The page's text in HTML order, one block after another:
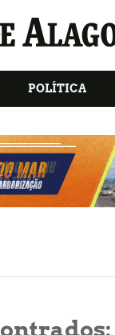
POLÍTICA